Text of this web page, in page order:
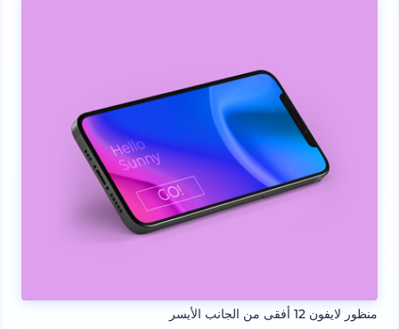
منظور لايفون 12 أفقى من الجانب الأيسر